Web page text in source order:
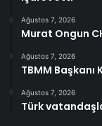
Ağustos 7, 2026
Murat Ongun
Ağustos 7, 2026
TBMM
Ağustos 7, 2026
Türk